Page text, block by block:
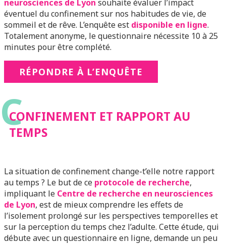
neurosciences de Lyon souhaite évaluer l’impact
éventuel du confinement sur nos habitudes de vie, de
sommeil et de rêve. L’enquête est disponible en ligne.
Totalement anonyme, le questionnaire nécessite 10 à 25
minutes pour être complété.
RÉPONDRE À L’ENQUÊTE
C
CONFINEMENT ET RAPPORT AU
TEMPS
La situation de confinement change-t’elle notre rapport
au temps ? Le but de ce protocole de recherche,
impliquant le Centre de recherche en neurosciences
de Lyon, est de mieux comprendre les effets de
l’isolement prolongé sur les perspectives temporelles et
sur la perception du temps chez l’adulte. Cette étude, qui
débute avec un questionnaire en ligne, demande un peu